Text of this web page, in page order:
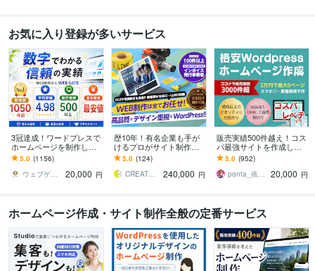
お気に入り登録が多いサービス
3冠達成！ワードプレスで
ホームページを制作しま
す WEB制作＆デザイン部
門1位（販売数・評価数・
お気に入り数）
5.0 (1156)
ウェブゲート
20,000 円
歴10年！有名企業も手が
けるプロがサイト制作し
ます 初心者でも安心★ヒ
アリング重視・要望に沿
って柔軟に対応可能
5.0 (124)
CREATORSZERO
240,000 円
販売実績500件越え！コス
パ最強サイトを作成しま
す 起業、副業、ブログ！
WPで更新楽々！オリジナ
ルデザイン可能
5.0 (952)
ponta_依頼多数のため返信遅れます
20,000 円
ホームページ作成・サイト制作全般の定番サービス